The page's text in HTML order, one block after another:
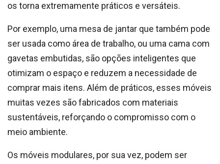
os torna extremamente práticos e versáteis.
Por exemplo, uma mesa de jantar que também pode
ser usada como área de trabalho, ou uma cama com
gavetas embutidas, são opções inteligentes que
otimizam o espaço e reduzem a necessidade de
comprar mais itens. Além de práticos, esses móveis
muitas vezes são fabricados com materiais
sustentáveis, reforçando o compromisso com o
meio ambiente.
Os móveis modulares, por sua vez, podem ser